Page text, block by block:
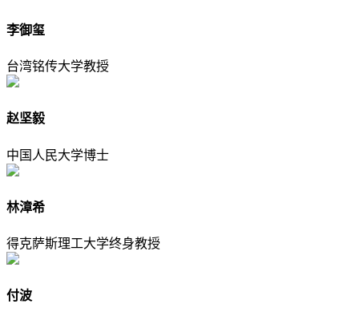
李御玺
台湾铭传大学教授
赵坚毅
中国人民大学博士
林漳希
得克萨斯理工大学终身教授
付波